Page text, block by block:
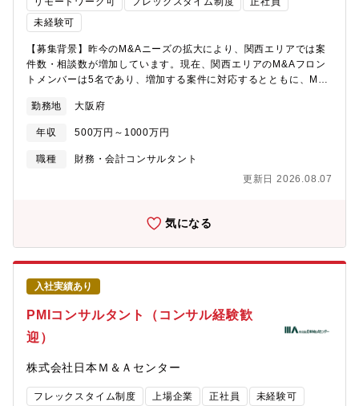
ビス開発のため、メンバーを増員いたします。【組織構成】・関
西エリアは大阪・京都・広島の3拠点で構成されており、九州を除
く西日本をカバーしています。・明るく、活気あふれており、些
細なことでも相談しやすい環境です。・エリア全体で約100名が所
属し、平均年齢38歳。・さまざまなバックボーンがある方ばかり
ですので、自由な社風です。（内訳） 税務系コンサルタント
（人事・システム・M＆A・国際）25名 サポートスタッフ 25
名【働き方】・フルフレックスタイム制(標準労働時間8時間)・残
程度
未経験可
【募集背景】昨今のM&Aニーズの拡大により、関西エリアでは案
件数・相談数が増加しています。現在、関西エリアのM&Aフロン
トメンバーは5名であり、増加する案件に対応するとともに、M&A
西エリアでは、税務顧問を基盤としながら、M&A、人事、システ
ム、IPOなど事業領域の多角化を進めています。本ポジションは、
その中でも特に採用を強化している職種の一つです。【ミッショ
ン】中堅・中小企業のM&Aについて、受託から実行までの一連の
定、売却・買収の打診、条件交渉、クロージングまで、M&Aプロ
業・上場企業に関係するFA業務、または中小企業の仲介案件を担
当いただきます。M&A未経験の方は、プロジェクトマネージャー
の下で実務を習得し、担当領域を広げていきます。【職務内容】
中堅・中小企業のM&Aに関する一連の業務を、受託から実行まで
担当します。取り扱う業種に制限はなく、案件規模も中小規模か
ら上場会社間まで多様です。FAまたは仲介の形式で案件に関与し
ます。案件は、長年取引のある既存顧客や提携先の大手金融機関
からの紹介が中心です。むやみな飛込み営業や無理な営業ノルマ
を前提とせず、クライアントとの対話や案件品質に向き合いやす
索、選定・候補先企業に対する売却・買収の打診・候補先企業と
の条件交渉などの案件進行・クロージング手続き・マッチング、
FA、PMIなどのM&A関連業務【入社後の担当】・M&A経験者：中
勤務地 大阪府
年収 500万円～1000万円
職種
財務・会計コンサルタント
更新日 2026.08.07
気になる
入社実績あり
PMIコンサルタント（コンサル経験歓
迎）
株式会社日本Ｍ＆Ａセンター
フレックスタイム制度 上場企業 正社員 未経験可